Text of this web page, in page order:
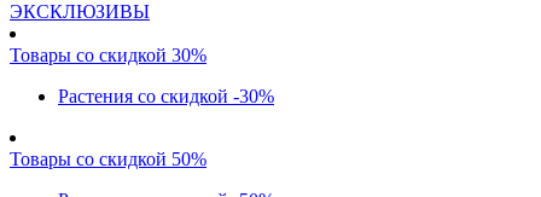
ЭКСКЛЮЗИВЫ
Товары со скидкой 30%
Растения со скидкой -30%
Товары со скидкой 50%